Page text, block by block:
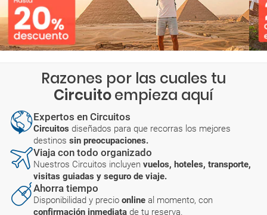
Razones por las cuales tu
Circuitoempieza aquí
Expertos en Circuitos
Circuitos diseñados para que recorras los mejores
destinos sin preocupaciones.
Viaja con todo organizado
Nuestros Circuitos incluyen vuelos, hoteles, transporte,
visitas guiadas y seguro de viaje.
Ahorra tiempo
Disponibilidad y precio online al momento, con
confirmación inmediata de tu reserva.